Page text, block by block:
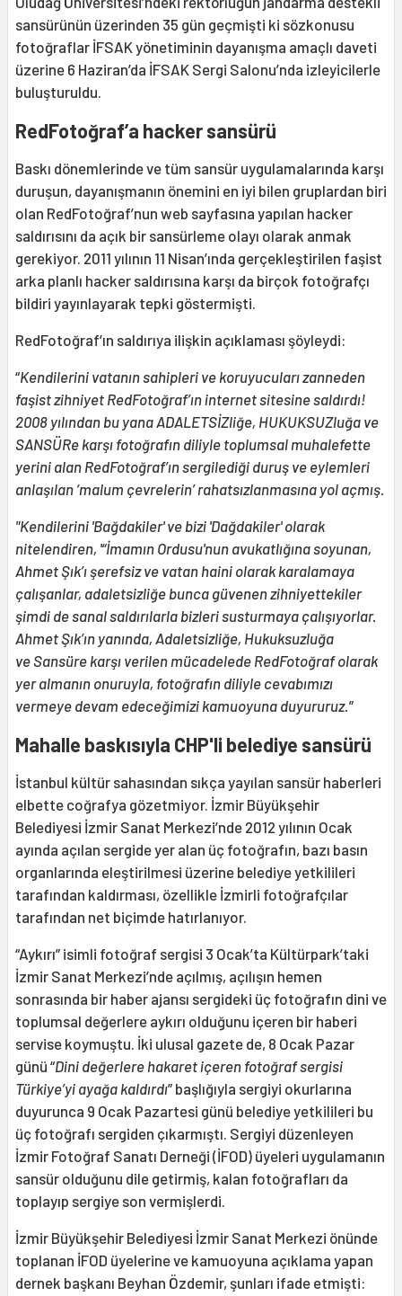
sansürünün üzerinden 35 gün geçmişti ki sözkonusu
fotoğraflar İFSAK yönetiminin dayanışma amaçlı daveti
üzerine 6 Haziran’da İFSAK Sergi Salonu’nda izleyicilerle
buluşturuldu.
RedFotoğraf’a hacker sansürü
Baskı dönemlerinde ve tüm sansür uygulamalarında karşı
duruşun, dayanışmanın önemini en iyi bilen gruplardan biri
olan RedFotoğraf’nun web sayfasına yapılan hacker
saldırısını da açık bir sansürleme olayı olarak anmak
gerekiyor. 2011 yılının 11 Nisan’ında gerçekleştirilen faşist
arka planlı hacker saldırısına karşı da birçok fotoğrafçı
bildiri yayınlayarak tepki göstermişti.
RedFotoğraf’ın saldırıya ilişkin açıklaması şöyleydi:
“Kendilerini vatanın sahipleri ve koruyucuları zanneden
faşist zihniyet RedFotoğraf’ın internet sitesine saldırdı!
2008 yılından bu yana ADALETSİZliğe, HUKUKSUZluğa ve
SANSÜRe karşı fotoğrafın diliyle toplumsal muhalefette
yerini alan RedFotoğraf’ın sergilediği duruş ve eylemleri
anlaşılan ‘malum çevrelerin’ rahatsızlanmasına yol açmış.
"Kendilerini 'Bağdakiler' ve bizi 'Dağdakiler' olarak
nitelendiren, '“İmamın Ordusu'nun avukatlığına soyunan,
Ahmet Şık’ı şerefsiz ve vatan haini olarak karalamaya
çalışanlar, adaletsizliğe bunca güvenen zihniyettekiler
şimdi de sanal saldırılarla bizleri susturmaya çalışıyorlar.
Ahmet Şık’ın yanında, Adaletsizliğe, Hukuksuzluğa
ve Sansüre karşı verilen mücadelede RedFotoğraf olarak
yer almanın onuruyla, fotoğrafın diliyle cevabımızı
vermeye devam edeceğimizi kamuoyuna duyururuz.”
Mahalle baskısıyla CHP'li belediye sansürü
İstanbul kültür sahasından sıkça yayılan sansür haberleri
elbette coğrafya gözetmiyor. İzmir Büyükşehir
Belediyesi İzmir Sanat Merkezi’nde 2012 yılının Ocak
ayında açılan sergide yer alan üç fotoğrafın, bazı basın
organlarında eleştirilmesi üzerine belediye yetkilileri
tarafından kaldırması, özellikle İzmirli fotoğrafçılar
tarafından net biçimde hatırlanıyor.
“Aykırı” isimli fotoğraf sergisi 3 Ocak’ta Kültürpark’taki
İzmir Sanat Merkezi’nde açılmış, açılışın hemen
sonrasında bir haber ajansı sergideki üç fotoğrafın dini ve
toplumsal değerlere aykırı olduğunu içeren bir haberi
servise koymuştu. İki ulusal gazete de, 8 Ocak Pazar
günü “Dini değerlere hakaret içeren fotoğraf sergisi
Türkiye’yi ayağa kaldırdı” başlığıyla sergiyi okurlarına
duyurunca 9 Ocak Pazartesi günü belediye yetkilileri bu
üç fotoğrafı sergiden çıkarmıştı. Sergiyi düzenleyen
İzmir Fotoğraf Sanatı Derneği (İFOD) üyeleri uygulamanın
sansür olduğunu dile getirmiş, kalan fotoğrafları da
toplayıp sergiye son vermişlerdi.
İzmir Büyükşehir Belediyesi İzmir Sanat Merkezi önünde
toplanan İFOD üyelerine ve kamuoyuna açıklama yapan
dernek başkanı Beyhan Özdemir, şunları ifade etmişti: